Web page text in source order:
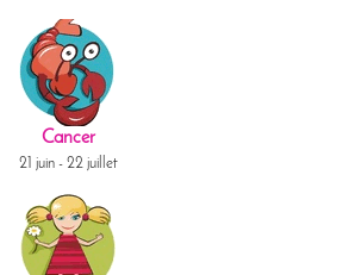
Cancer
21 juin - 22 juillet